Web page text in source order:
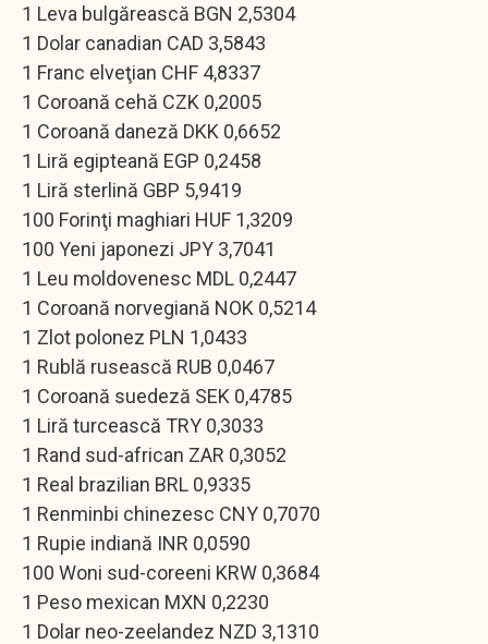
1 Leva bulgărească BGN 2,5304
1 Dolar canadian CAD 3,5843
1 Franc elveţian CHF 4,8337
1 Coroană cehă CZK 0,2005
1 Coroană daneză DKK 0,6652
1 Liră egipteană EGP 0,2458
1 Liră sterlină GBP 5,9419
100 Forinţi maghiari HUF 1,3209
100 Yeni japonezi JPY 3,7041
1 Leu moldovenesc MDL 0,2447
1 Coroană norvegiană NOK 0,5214
1 Zlot polonez PLN 1,0433
1 Rublă rusească RUB 0,0467
1 Coroană suedeză SEK 0,4785
1 Liră turcească TRY 0,3033
1 Rand sud-african ZAR 0,3052
1 Real brazilian BRL 0,9335
1 Renminbi chinezesc CNY 0,7070
1 Rupie indiană INR 0,0590
100 Woni sud-coreeni KRW 0,3684
1 Peso mexican MXN 0,2230
1 Dolar neo-zeelandez NZD 3,1310